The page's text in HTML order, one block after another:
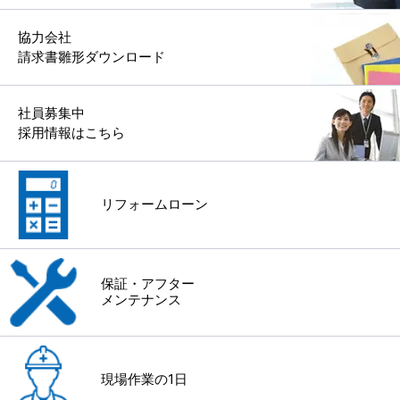
協力会社
請求書雛形ダウンロード
社員募集中
採用情報はこちら
リフォームローン
保証・アフター
メンテナンス
現場作業の1日